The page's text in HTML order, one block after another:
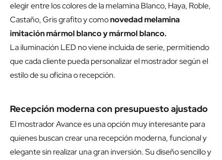
elegir entre los colores de la melamina Blanco, Haya, Roble,
Castaño, Gris grafito y comonovedad melamina
imitación mármol blanco y mármol blanco.
La iluminación LED no viene incluida de serie, permitiendo
que cada cliente pueda personalizar el mostrador según el
estilo de su oficina o recepción.
Recepción moderna con presupuesto ajustado
El mostrador Avance es una opción muy interesante para
quienes buscan crear una recepción moderna, funcional y
elegante sin realizar una gran inversión. Su diseño sencillo y